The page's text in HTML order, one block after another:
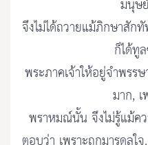
มนุษ
จึงไม่ได้ถวายแม้ภิกษาสัก
ก็ได้ทู
พระภาคเจ้าให้อยู่จำพรร
มาก, เ
พราหมณ์นั้น จึงไม่รู้แม้ค